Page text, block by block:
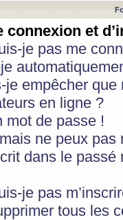
connexion et
je pas me
je empêcher
en ligne ?
mot de passe !
ne peux pas
dans le
je pas
tous les